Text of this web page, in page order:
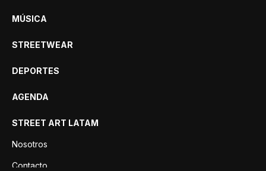
MÚSICA
STREETWEAR
DEPORTES
AGENDA
STREET ART LATAM
Nosotros
Contacto